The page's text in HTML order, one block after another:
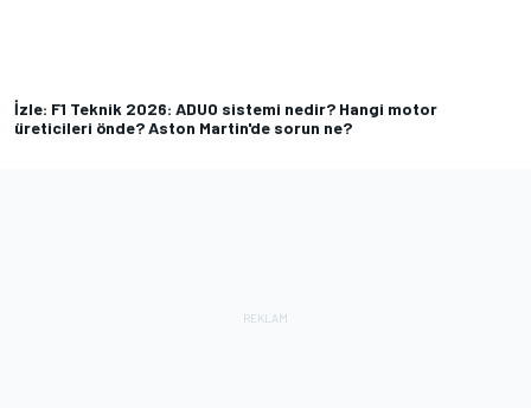
İzle: F1 Teknik 2026: ADUO sistemi nedir? Hangi motor
üreticileri önde? Aston Martin'de sorun ne?